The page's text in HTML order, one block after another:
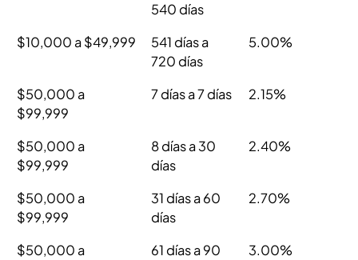
540 días
$10,000 a $49,999
541 días a
720 días
5.00%
$50,000 a
$99,999
7 días a 7 días 2.15%
$50,000 a
$99,999
8 días a 30
días
2.40%
$50,000 a
$99,999
31 días a 60
días
2.70%
$50,000 a
61 días a 90
3.00%